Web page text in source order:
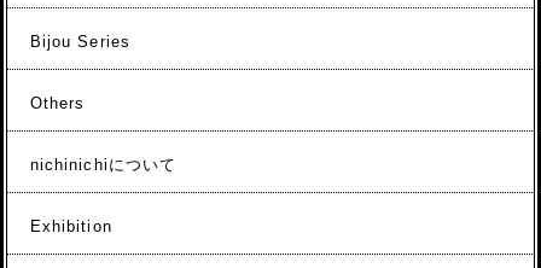
Bijou Series
Others
nichinichiについて
Exhibition